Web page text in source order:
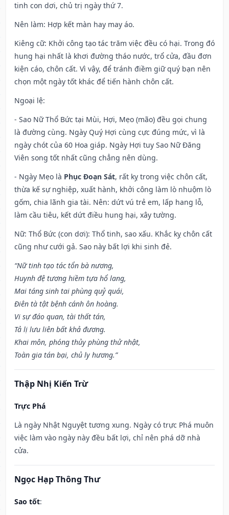
tinh con dơi, chủ trị ngày thứ 7.
Nên làm: Hợp kết màn hay may áo.
Kiêng cữ: Khởi công tạo tác trăm việc đều có hại. Trong đó
hung hại nhất là khơi đường tháo nước, trổ cửa, đầu đơn
kiện cáo, chôn cất. Vì vậy, để tránh điềm giữ quý bạn nên
chọn một ngày tốt khác để tiến hành chôn cất.
Ngoại lệ:
- Sao Nữ Thổ Bức tại Mùi, Hợi, Mẹo (mão) đều gọi chung
là đường cùng. Ngày Quý Hợi cùng cực đúng mức, vì là
ngày chót của 60 Hoa giáp. Ngày Hợi tuy Sao Nữ Đăng
Viên song tốt nhất cũng chẳng nên dùng.
- Ngày Mẹo là Phục Đoạn Sát, rất kỵ trong việc chôn cất,
thừa kế sự nghiệp, xuất hành, khởi công làm lò nhuộm lò
gốm, chia lãnh gia tài. Nên: dứt vú trẻ em, lấp hang lỗ,
làm cầu tiêu, kết dứt điều hung hại, xây tường.
Nữ: Thổ Bức (con dơi): Thổ tinh, sao xấu. Khắc kỵ chôn cất
cũng như cưới gả. Sao này bất lợi khi sinh đẻ.
“Nữ tinh tạo tác tổn bà nương,
Huynh đệ tương hiềm tựa hổ lang,
Mai táng sinh tai phùng quỷ quái,
Điên tà tật bệnh cánh ôn hoàng.
Vi sự đáo quan, tài thất tán,
Tả lị lưu liên bất khả đương.
Khai môn, phóng thủy phùng thử nhật,
Toàn gia tán bại, chủ ly hương.”
Thập Nhị Kiến Trừ
Trực Phá
Là ngày Nhật Nguyệt tương xung. Ngày có trực Phá muôn
việc làm vào ngày này đều bất lợi, chỉ nên phá dỡ nhà
cửa.
Ngọc Hạp Thông Thư
Sao tốt: